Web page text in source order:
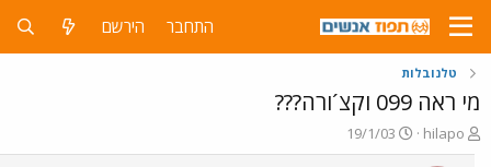
התחבר הירשם
טלנובלות
מי ראה 099 וקצ´ורה???
פ
ו
hilapo
פ
ו
19/1/03